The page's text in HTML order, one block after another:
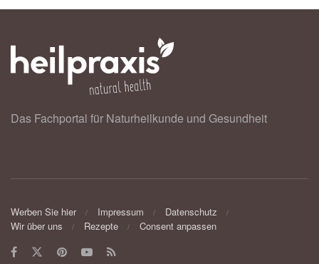
Das Fachportal für Naturheilkunde und Gesundheit
Werben Sie hier Impressum
Datenschutz
Wir über uns
Rezepte Consent anpassen